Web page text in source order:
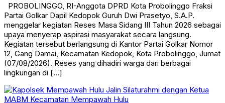
PROBOLINGGO, RI-Anggota DPRD Kota Probolinggo Fraksi
Partai Golkar Dapil Kedopok Guruh Dwi Prasetyo, S.A.P.
menggelar kegiatan Reses Masa Sidang III Tahun 2026 sebagai
upaya menyerap aspirasi masyarakat secara langsung.
Kegiatan tersebut berlangsung di Kantor Partai Golkar Nomor
12, Gang Damai, Kecamatan Kedopok, Kota Probolinggo, Jumat
(07/08/2026). Reses yang dihadiri warga dari berbagai
lingkungan di […]